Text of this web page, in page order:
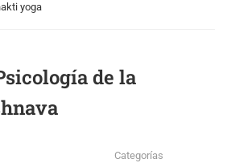
yoga
de la
Categorías